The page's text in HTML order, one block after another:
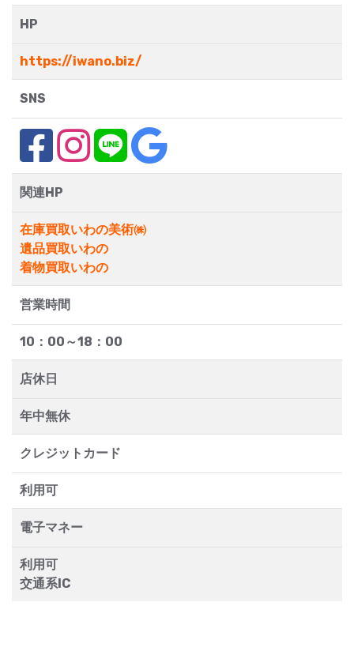
HP
https://iwano.biz/
SNS
関連HP
在庫買取いわの美術㈱
遺品買取いわの
着物買取いわの
営業時間
10：00～18：00
店休日
年中無休
クレジットカード
利用可
電子マネー
利用可
交通系IC